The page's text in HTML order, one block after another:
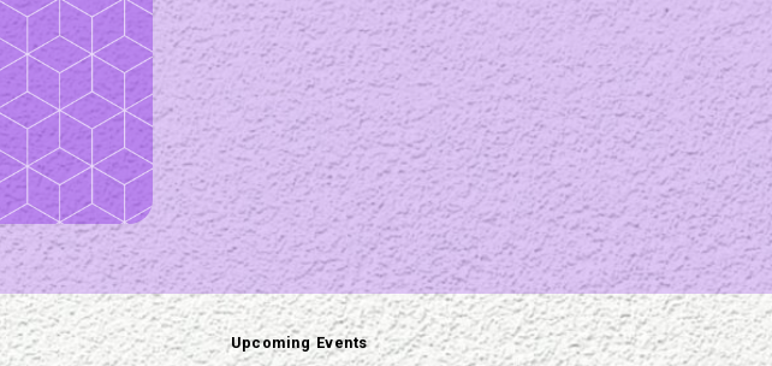
Upcoming Events